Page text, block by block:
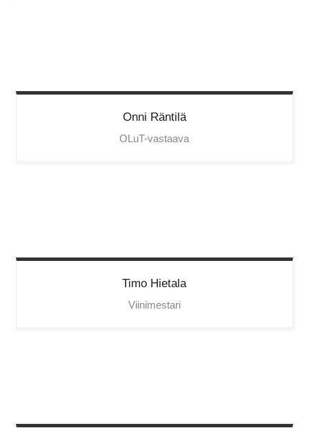
Onni Räntilä
OLuT-vastaava
Timo Hietala
Viinimestari